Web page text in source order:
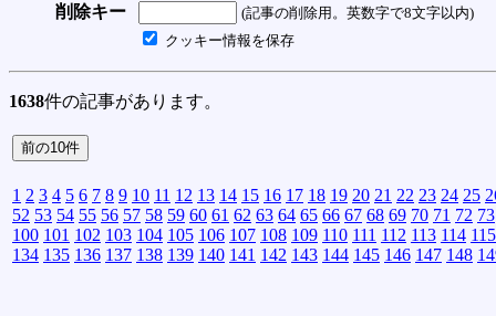
削除キー
(記事の削除用。英数字で8文字以内)
クッキー情報を保存
1638件の記事があります。
1 2 3 4 5 6 7 8 9 10 11 12 13 14 15 16 17 18 19 20 21 22 23 24 25
52 53 54 55 56 57 58 59 60 61 62 63 64 65 66 67 68 69 70 71 72 73
100 101 102 103 104 105 106 107 108 109 110 111 112 113 114 115
134 135 136 137 138 139 140 141 142 143 144 145 146 147 148